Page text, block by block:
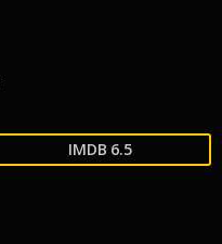
6.5